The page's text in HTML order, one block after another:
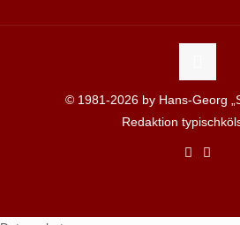
© 1981-2026 by Hans-Georg
Redaktion